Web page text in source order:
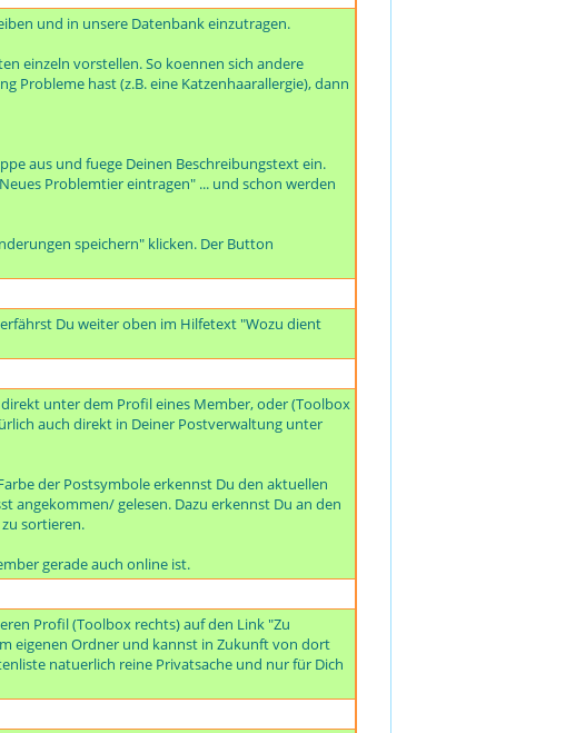
und in unsere Datenbank einzutragen.
einzeln vorstellen. So koennen sich andere
Probleme hast (z.B. eine Katzenhaarallergie), dann
aus und fuege Deinen Beschreibungstext ein.
Problemtier eintragen" ... und schon werden
speichern" klicken. Der Button
Du weiter oben im Hilfetext "Wozu dient
unter dem Profil eines Member, oder (Toolbox
auch direkt in Deiner Postverwaltung unter
der Postsymbole erkennst Du den aktuellen
angekommen/ gelesen. Dazu erkennst Du an den
sortieren.
gerade auch online ist.
Profil (Toolbox rechts) auf den Link "Zu
eigenen Ordner und kannst in Zukunft von dort
natuerlich reine Privatsache und nur für Dich